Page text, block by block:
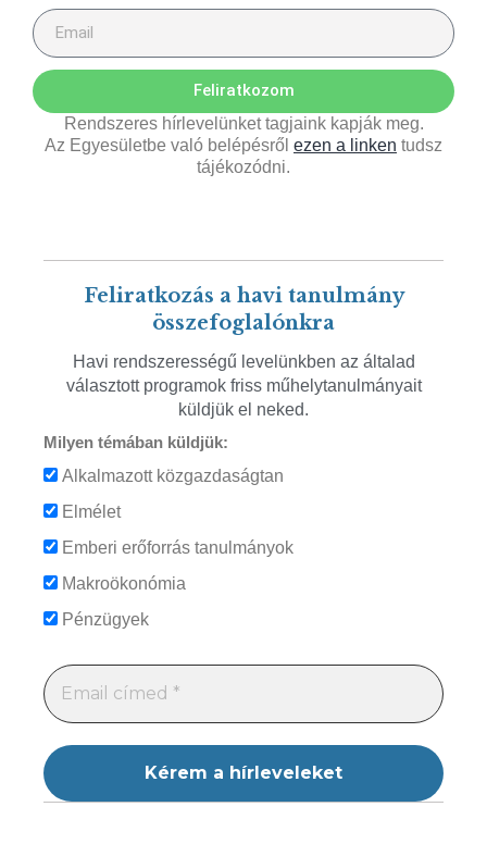
Feliratkozom
Rendszeres hírlevelünket tagjaink kapják meg.
Az Egyesületbe való belépésről ezen a linken tudsz
tájékozódni.
Feliratkozás a havi tanulmány
összefoglalónkra
Havi rendszerességű levelünkben az általad
választott programok friss műhelytanulmányait
küldjük el neked.
Milyen témában küldjük:
Alkalmazott közgazdaságtan
Elmélet
Emberi erőforrás tanulmányok
Makroökonómia
Pénzügyek